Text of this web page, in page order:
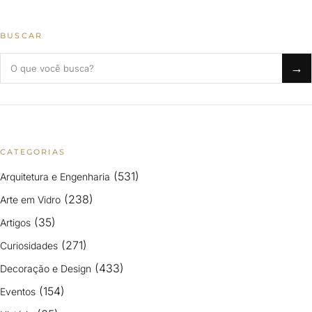
BUSCAR
→
CATEGORIAS
Arquitetura e Engenharia (531)
Arte em Vidro (238)
Artigos (35)
Curiosidades (271)
Decoração e Design (433)
Eventos (154)